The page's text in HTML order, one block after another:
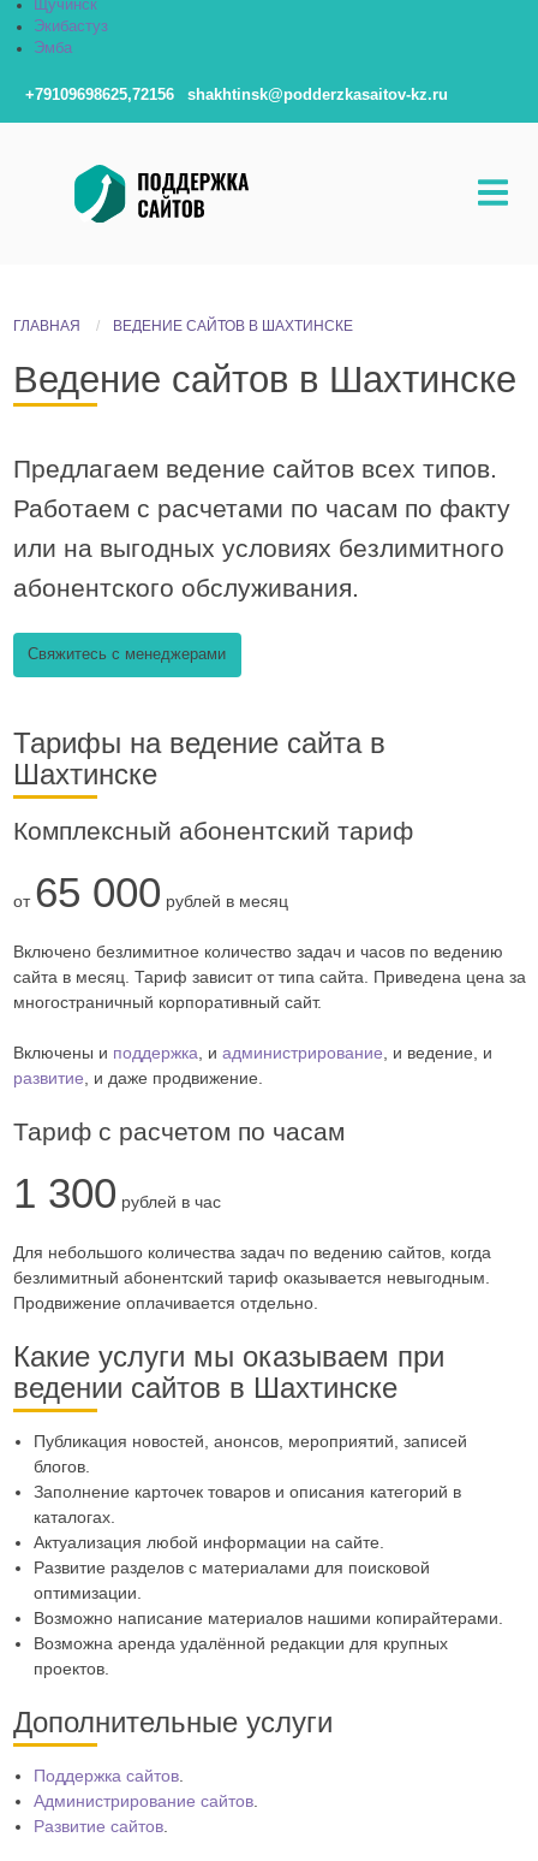
Щучинск
Экибастуз
Эмба
+79109698625,72156 shakhtinsk@podderzkasaitov-kz.ru
ГЛАВНАЯ ВЕДЕНИЕ САЙТОВ В ШАХТИНСКЕ
Ведение сайтов в Шахтинске
Предлагаем ведение сайтов всех типов.
Работаем с расчетами по часам по факту
или на выгодных условиях безлимитного
абонентского обслуживания.
Свяжитесь с менеджерами
Тарифы на ведение сайта в
Шахтинске
Комплексный абонентский тариф
от 65 000 рублей в месяц
Включено безлимитное количество задач и часов по ведению
сайта в месяц. Тариф зависит от типа сайта. Приведена цена за
многостраничный корпоративный сайт.
Включены и поддержка , и администрирование , и ведение, и
развитие , и даже продвижение.
Тариф с расчетом по часам
1 300 рублей в час
Для небольшого количества задач по ведению сайтов, когда
безлимитный абонентский тариф оказывается невыгодным.
Продвижение оплачивается отдельно.
Какие услуги мы оказываем при
ведении сайтов в Шахтинске
Публикация новостей, анонсов, мероприятий, записей
блогов.
Заполнение карточек товаров и описания категорий в
каталогах.
Актуализация любой информации на сайте.
Развитие разделов с материалами для поисковой
оптимизации.
Возможно написание материалов нашими копирайтерами.
Возможна аренда удалённой редакции для крупных
проектов.
Дополнительные услуги
Поддержка сайтов
Администрирование сайтов
Развитие сайтов